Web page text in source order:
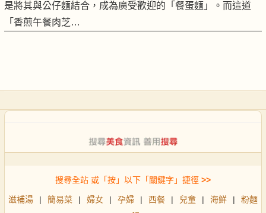
是將其與公仔麵結合，成為廣受歡迎的「餐蛋麵」。而這道
「香煎午餐肉芝…
搜尋全站 或「按」以下「關鍵字」捷徑 >>
滋補湯 | 簡易菜 | 婦女 | 孕婦 | 西餐 | 兒童 | 海鮮 |
粉麵